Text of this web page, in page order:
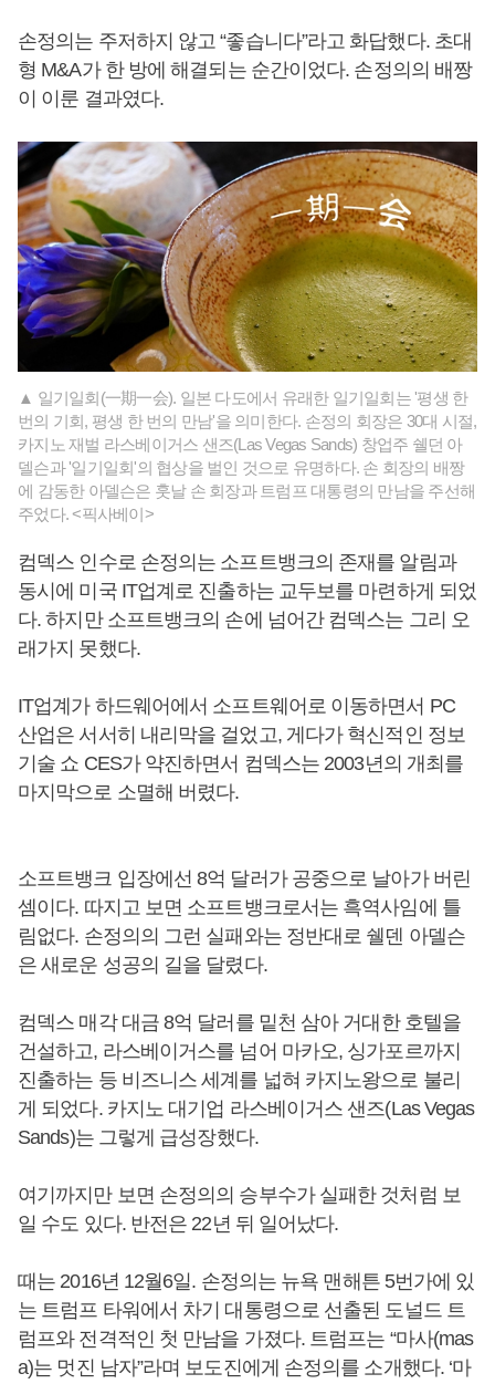
손정의는 주저하지 않고 “좋습니다”라고 화답했다. 초대
형 M&A가 한 방에 해결되는 순간이었다. 손정의의 배짱
이 이룬 결과였다.
▲ 일기일회(一期一会). 일본 다도에서 유래한 일기일회는 '평생 한
번의 기회, 평생 한 번의 만남'을 의미한다. 손정의 회장은 30대 시절,
카지노 재벌 라스베이거스 샌즈(Las Vegas Sands) 창업주 쉘던 아
델슨과 '일기일회'의 협상을 벌인 것으로 유명하다. 손 회장의 배짱
에 감동한 아델슨은 훗날 손 회장과 트럼프 대통령의 만남을 주선해
주었다. <픽사베이>
컴덱스 인수로 손정의는 소프트뱅크의 존재를 알림과
동시에 미국 IT업계로 진출하는 교두보를 마련하게 되었
다. 하지만 소프트뱅크의 손에 넘어간 컴덱스는 그리 오
래가지 못했다.
IT업계가 하드웨어에서 소프트웨어로 이동하면서 PC
산업은 서서히 내리막을 걸었고, 게다가 혁신적인 정보
기술 쇼 CES가 약진하면서 컴덱스는 2003년의 개최를
마지막으로 소멸해 버렸다.
소프트뱅크 입장에선 8억 달러가 공중으로 날아가 버린
셈이다. 따지고 보면 소프트뱅크로서는 흑역사임에 틀
림없다. 손정의의 그런 실패와는 정반대로 쉘덴 아델슨
은 새로운 성공의 길을 달렸다.
컴덱스 매각 대금 8억 달러를 밑천 삼아 거대한 호텔을
건설하고, 라스베이거스를 넘어 마카오, 싱가포르까지
진출하는 등 비즈니스 세계를 넓혀 카지노왕으로 불리
게 되었다. 카지노 대기업 라스베이거스 샌즈(Las Vegas
Sands)는 그렇게 급성장했다.
여기까지만 보면 손정의의 승부수가 실패한 것처럼 보
일 수도 있다. 반전은 22년 뒤 일어났다.
때는 2016년 12월6일. 손정의는 뉴욕 맨해튼 5번가에 있
는 트럼프 타워에서 차기 대통령으로 선출된 도널드 트
럼프와 전격적인 첫 만남을 가졌다. 트럼프는 “마사(mas
a)는 멋진 남자”라며 보도진에게 손정의를 소개했다. ‘마